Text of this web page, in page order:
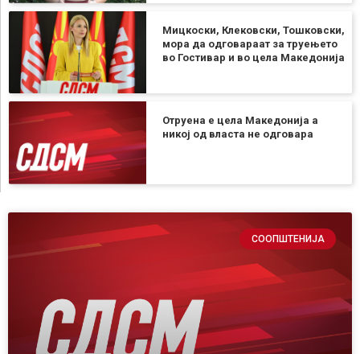
Мицкоски, Клековски, Тошковски,
мора да одговараат за труењето
во Гостивар и во цела Македонија
Отруена е цела Македонија а
никој од власта не одговара
СООПШТЕНИЈА